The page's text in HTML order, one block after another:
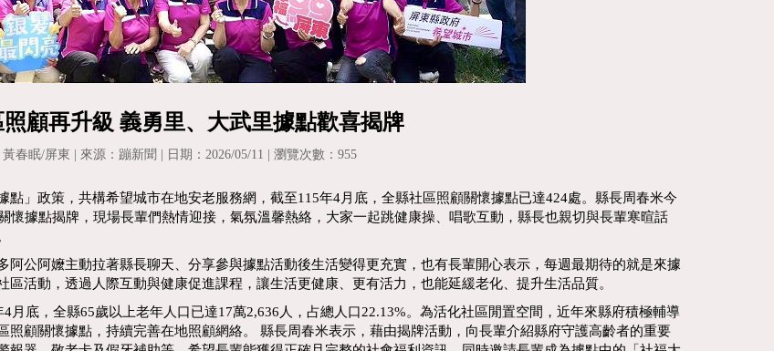
顧再升級 義勇里、大武里據點歡喜揭牌
春眠/屏東 | 來源：蹦新聞 | 日期：2026/05/11 | 瀏覽次數：955
」政策，共構希望城市在地安老服務網，截至115年4月底，全縣社區照顧關懷據點已達424處。縣長周春米今
懷據點揭牌，現場長輩們熱情迎接，氣氛溫馨熱絡，大家一起跳健康操、唱歌互動，縣長也親切與長輩寒暄話
公阿嬤主動拉著縣長聊天、分享參與據點活動後生活變得更充實，也有長輩開心表示，每週最期待的就是來據
活動，透過人際互動與健康促進課程，讓生活更健康、更有活力，也能延緩老化、提升生活品質。
底，全縣65歲以上老年人口已達17萬2,636人，占總人口22.13%。為活化社區閒置空間，近年來縣府積極輔導
顧關懷據點，持續完善在地照顧網絡。 縣長周春米表示，藉由揭牌活動，向長輩介紹縣府守護高齡者的重要